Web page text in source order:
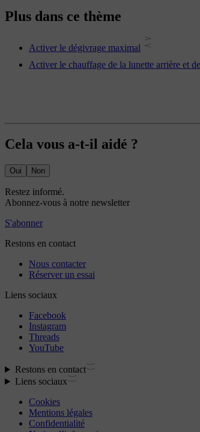
Plus dans ce thème
Activer le dégivrage maximal
Activer le chauffage de la lunette arrière et
Cela vous a-t-il aidé ?
Oui Non